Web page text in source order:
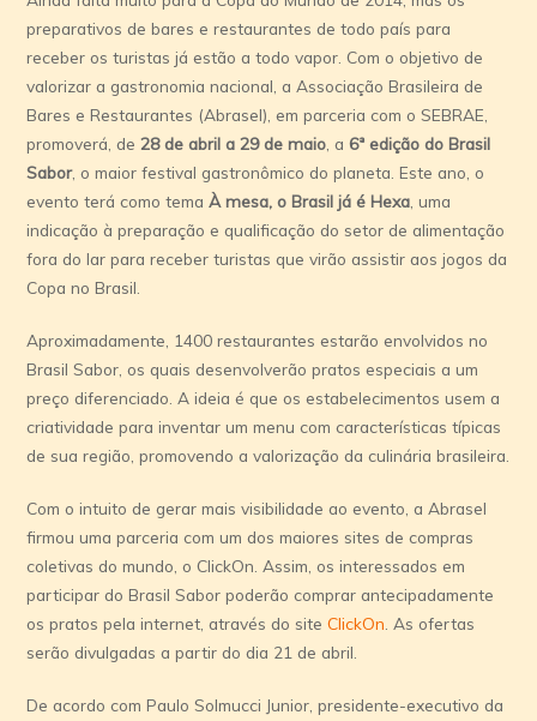
preparativos de bares e restaurantes de todo país para
receber os turistas já estão a todo vapor. Com o objetivo de
valorizar a gastronomia nacional, a Associação Brasileira de
Bares e Restaurantes (Abrasel), em parceria com o SEBRAE,
promoverá, de28 de abril a 29 de maio , a6ª edição do Brasil
Sabor, o maior festival gastronômico do planeta. Este ano, o
evento terá como temaÀ mesa, o Brasil já é Hexa , uma
indicação à preparação e qualificação do setor de alimentação
fora do lar para receber turistas que virão assistir aos jogos da
Copa no Brasil.
Aproximadamente, 1400 restaurantes estarão envolvidos no
Brasil Sabor, os quais desenvolverão pratos especiais a um
preço diferenciado. A ideia é que os estabelecimentos usem a
criatividade para inventar um menu com características típicas
de sua região, promovendo a valorização da culinária brasileira.
Com o intuito de gerar mais visibilidade ao evento, a Abrasel
firmou uma parceria com um dos maiores sites de compras
coletivas do mundo, o ClickOn. Assim, os interessados em
participar do Brasil Sabor poderão comprar antecipadamente
os pratos pela internet, através do siteClickOn . As ofertas
serão divulgadas a partir do dia 21 de abril.
De acordo com Paulo Solmucci Junior, presidente-executivo da